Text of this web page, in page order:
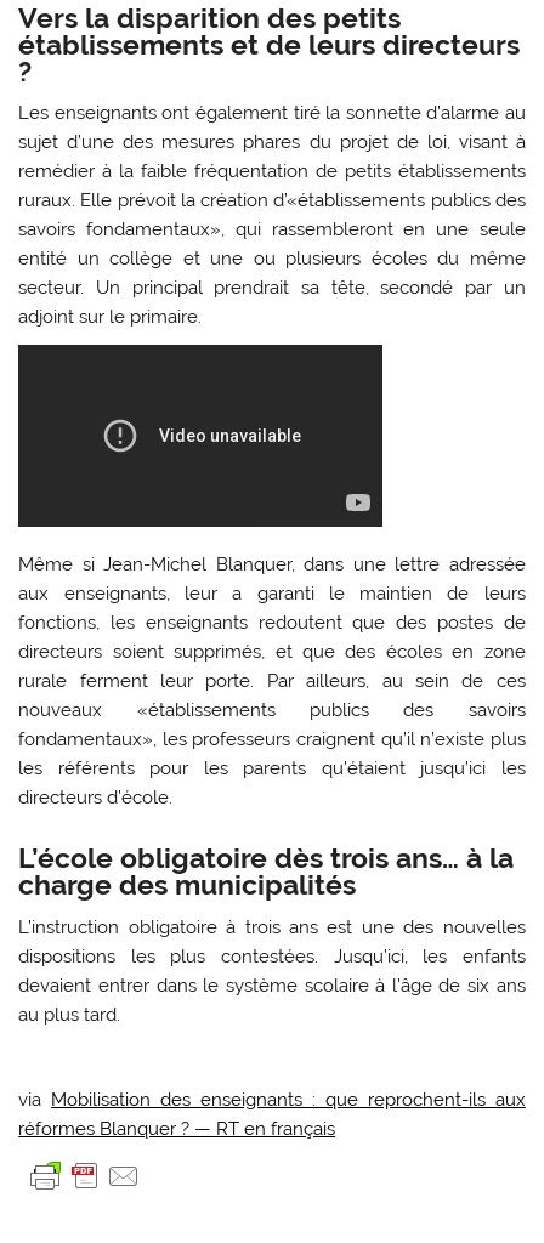
Vers la disparition des petits
établissements et de leurs directeurs
?
Les enseignants ont également tiré la sonnette d’alarme au
sujet d’une des mesures phares du projet de loi, visant à
remédier à la faible fréquentation de petits établissements
ruraux. Elle prévoit la création d’«établissements publics des
savoirs fondamentaux», qui rassembleront en une seule
entité un collège et une ou plusieurs écoles du même
secteur. Un principal prendrait sa tête, secondé par un
adjoint sur le primaire.
Même si Jean-Michel Blanquer, dans une lettre adressée
aux enseignants, leur a garanti le maintien de leurs
fonctions, les enseignants redoutent que des postes de
directeurs soient supprimés, et que des écoles en zone
rurale ferment leur porte. Par ailleurs, au sein de ces
nouveaux «établissements publics des savoirs
fondamentaux», les professeurs craignent qu’il n’existe plus
les référents pour les parents qu’étaient jusqu’ici les
directeurs d’école.
L’école obligatoire dès trois ans… à la
charge des municipalités
L’instruction obligatoire à trois ans est une des nouvelles
dispositions les plus contestées. Jusqu’ici, les enfants
devaient entrer dans le système scolaire à l’âge de six ans
au plus tard.
via Mobilisation des enseignants : que reprochent-ils aux
réformes Blanquer ? — RT en français